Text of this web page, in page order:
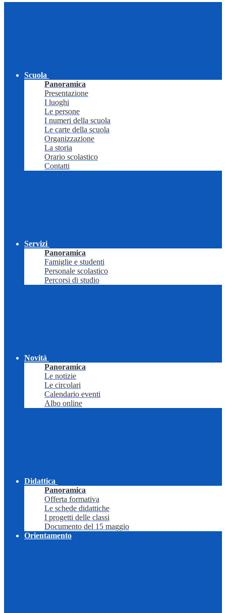
Scuola
Panoramica
Presentazione
I luoghi
Le persone
I numeri della scuola
Le carte della scuola
Organizzazione
La storia
Orario scolastico
Contatti
Servizi
Panoramica
Famiglie e studenti
Personale scolastico
Percorsi di studio
Novità
Panoramica
Le notizie
Le circolari
Calendario eventi
Albo online
Didattica
Panoramica
Offerta formativa
Le schede didattiche
I progetti delle classi
Documento del 15 maggio
Orientamento